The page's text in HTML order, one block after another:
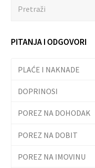
PITANJA I ODGOVORI
PLAĆE I NAKNADE
DOPRINOSI
POREZ NA DOHODAK
POREZ NA DOBIT
POREZ NA IMOVINU